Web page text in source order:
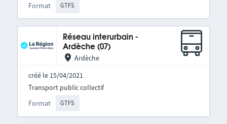
Format GTFS
Réseau interurbain -
Ardèche (07)
Ardèche
créé le 15/04/2021
Format GTFS
Transport public collectif